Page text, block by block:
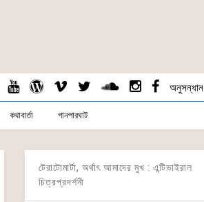
অনুসন্ধান
কথাবার্তা গানপারঘাট
টেরাটোমার্টা, অর্থাৎ আমাদের মুখ : এন্টিভাইরাল
চিত্রপ্রদর্শনী